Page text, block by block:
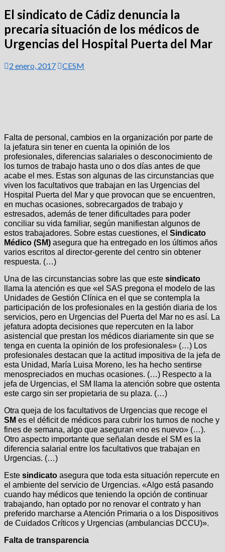
El sindicato de Cádiz denuncia la
precaria situación de los médicos de
Urgencias del Hospital Puerta del Mar
2 enero, 2017 CESM
Falta de personal, cambios en la organización por parte de
la jefatura sin tener en cuenta la opinión de los
profesionales, diferencias salariales o desconocimiento de
los turnos de trabajo hasta uno o dos días antes de que
acabe el mes. Estas son algunas de las circunstancias que
viven los facultativos que trabajan en las Urgencias del
Hospital Puerta del Mar y que provocan que se encuentren,
en muchas ocasiones, sobrecargados de trabajo y
estresados, además de tener dificultades para poder
conciliar su vida familiar, según manifiestan algunos de
estos trabajadores. Sobre estas cuestiones, el Sindicato
Médico (SM) asegura que ha entregado en los últimos años
varios escritos al director-gerente del centro sin obtener
respuesta. (…)
Una de las circunstancias sobre las que este sindicato
llama la atención es que «el SAS pregona el modelo de las
Unidades de Gestión Clínica en el que se contempla la
participación de los profesionales en la gestión diaria de los
servicios, pero en Urgencias del Puerta del Mar no es así. La
jefatura adopta decisiones que repercuten en la labor
asistencial que prestan los médicos diariamente sin que se
tenga en cuenta la opinión de los profesionales» (…) Los
profesionales destacan que la actitud impositiva de la jefa de
esta Unidad, María Luisa Moreno, les ha hecho sentirse
menospreciados en muchas ocasiones. (…) Respecto a la
jefa de Urgencias, el SM llama la atención sobre que ostenta
este cargo sin ser propietaria de su plaza. (…)
Otra queja de los facultativos de Urgencias que recoge el
SM es el déficit de médicos para cubrir los turnos de noche y
fines de semana, algo que aseguran «no es nuevo» (…).
Otro aspecto importante que señalan desde el SM es la
diferencia salarial entre los facultativos que trabajan en
Urgencias. (…)
Este sindicato asegura que toda esta situación repercute en
el ambiente del servicio de Urgencias. «Algo está pasando
cuando hay médicos que teniendo la opción de continuar
trabajando, han optado por no renovar el contrato y han
preferido marcharse a Atención Primaria o a los Dispositivos
de Cuidados Críticos y Urgencias (ambulancias DCCU)».
Falta de transparencia